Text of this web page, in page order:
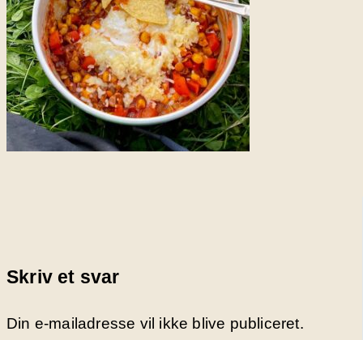
Skriv et svar
Din e-mailadresse vil ikke blive publiceret.